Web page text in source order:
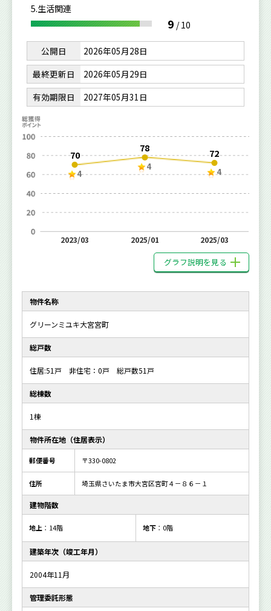
5.生活関連
9 /10
公開日
2026年05月28日
最終更新日
2026年05月29日
有効期限日
2027年05月31日
70
4
2023/03
78
4
2025/01
72
4
2025/03
グラフ説明を見る
物件名称
グリーンミユキ大宮宮町
総戸数
住居:51戸 非住宅：0戸 総戸数51戸
総棟数
1棟
物件所在地（住居表示）
郵便番号 〒330-0802
住所 埼玉県さいたま市大宮区宮町４－８６－１
建物階数
地上 ：14階 地下：0階
建築年次（竣工年月）
2004年11月
管理委託形態